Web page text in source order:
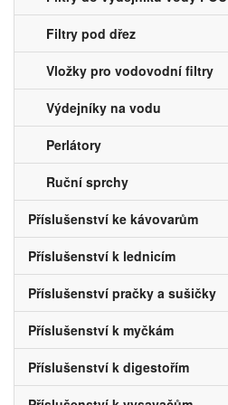
Filtry pod dřez
Vložky pro vodovodní filtry
Výdejníky na vodu
Perlátory
Ruční sprchy
Příslušenství ke kávovarům
Příslušenství k lednicím
Příslušenství pračky a sušičky
Příslušenství k myčkám
Příslušenství k digestořím